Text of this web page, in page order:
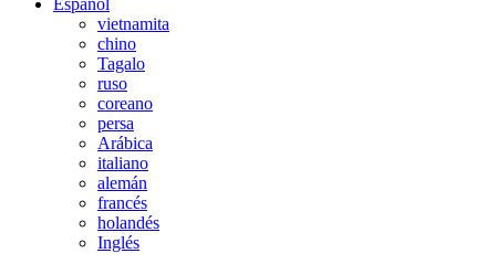
Español
vietnamita
chino
Tagalo
ruso
coreano
persa
Arábica
italiano
alemán
francés
holandés
Inglés